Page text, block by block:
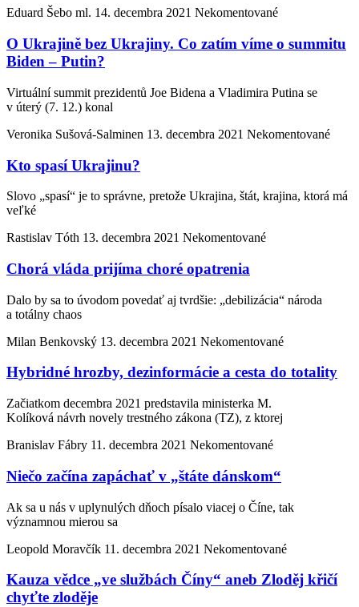
Eduard Šebo ml. 14. decembra 2021 Nekomentované
O Ukrajině bez Ukrajiny. Co zatím víme o summitu
Biden – Putin?
Virtuální summit prezidentů Joe Bidena a Vladimira Putina se
v úterý (7. 12.) konal
Veronika Sušová-Salminen 13. decembra 2021 Nekomentované
Kto spasí Ukrajinu?
Slovo „spasí“ je to správne, pretože Ukrajina, štát, krajina, ktorá má
veľké
Rastislav Tóth 13. decembra 2021 Nekomentované
Chorá vláda prijíma choré opatrenia
Dalo by sa to úvodom povedať aj tvrdšie: „debilizácia“ národa
a totálny chaos
Milan Benkovský 13. decembra 2021 Nekomentované
Hybridné hrozby, dezinformácie a cesta do totality
Začiatkom decembra 2021 predstavila ministerka M.
Kolíková návrh novely trestného zákona (TZ), z ktorej
Branislav Fábry 11. decembra 2021 Nekomentované
Niečo začína zapáchať v „štáte dánskom“
Ak sa u nás v uplynulých dňoch písalo viacej o Číne, tak
významnou mierou sa
Leopold Moravčík 11. decembra 2021 Nekomentované
Kauza vědce „ve službách Číny“ aneb Zloděj křičí
chyťte zloděje